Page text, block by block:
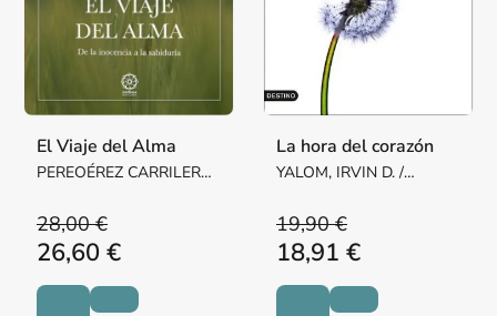
El Viaje del Alma
PEREOÉREZ CARRILERO,
28,00 €
26,60 €
La hora del corazón
YALOM, IRVIN D. /
19,90 €
18,91 €